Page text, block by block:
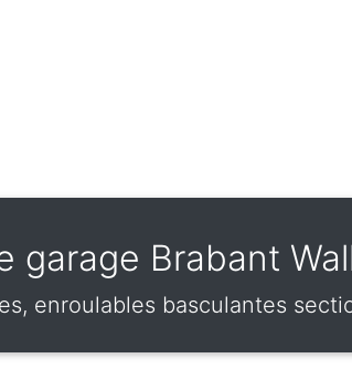
garage Brabant
enroulables basculantes